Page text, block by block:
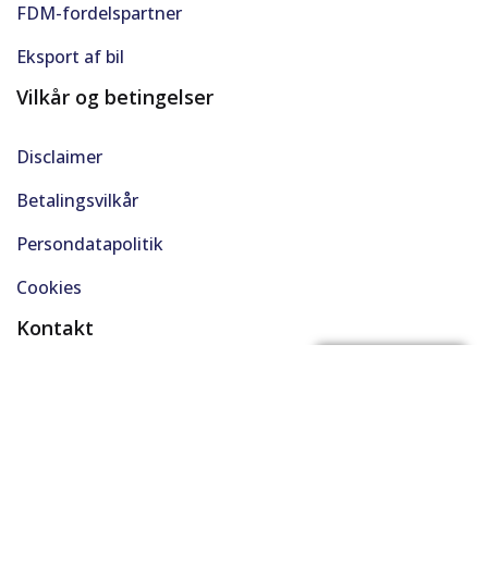
FDM-fordelspartner
Eksport af bil
Vilkår og betingelser
Disclaimer
Betalingsvilkår
Persondatapolitik
Cookies
Kontakt